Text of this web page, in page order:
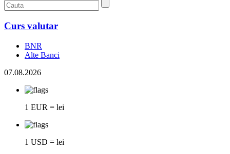
Curs valutar
BNR
Alte Banci
07.08.2026
1 EUR = lei
1 USD = lei